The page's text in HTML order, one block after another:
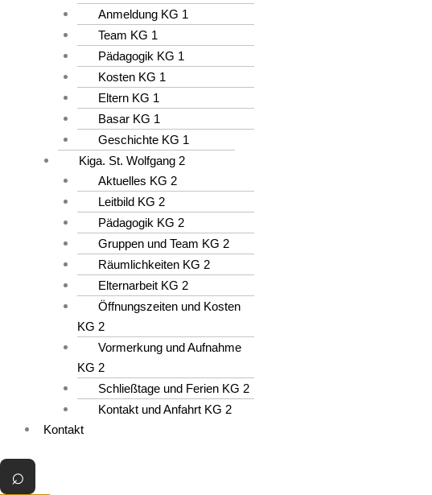
Anmeldung KG 1
Team KG 1
Pädagogik KG 1
Kosten KG 1
Eltern KG 1
Basar KG 1
Geschichte KG 1
Kiga. St. Wolfgang 2
Aktuelles KG 2
Leitbild KG 2
Pädagogik KG 2
Gruppen und Team KG 2
Räumlichkeiten KG 2
Elternarbeit KG 2
Öffnungszeiten und Kosten
KG 2
Vormerkung und Aufnahme
KG 2
Schließtage und Ferien KG 2
Kontakt und Anfahrt KG 2
Kontakt